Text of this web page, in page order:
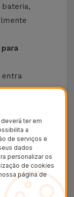
bateria,
entra
ajudando
autonomia
a caneta a
e
quem está
ter em
a
de serviços e
dados
personalizar os
de cookies
página de